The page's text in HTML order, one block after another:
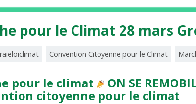
pour le Climat 28 mars
Convention Citoyenne pour le Climat
pour le climat ON SE
citoyenne pour le climat